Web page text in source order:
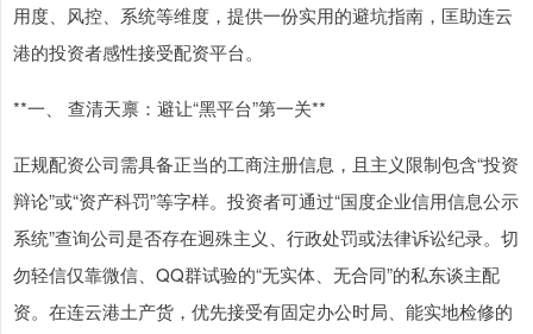
用度、风控、系统等维度，提供一份实用的避坑指南，匡助连云
港的投资者感性接受配资平台。
**一、 查清天禀：避让“黑平台”第一关**
正规配资公司需具备正当的工商注册信息，且主义限制包含“投资
辩论”或“资产科罚”等字样。投资者可通过“国度企业信用信息公示
系统”查询公司是否存在迥殊主义、行政处罚或法律诉讼纪录。切
勿轻信仅靠微信、QQ群试验的“无实体、无合同”的私东谈主配
资。在连云港土产货，优先接受有固定办公时局、能实地检修的